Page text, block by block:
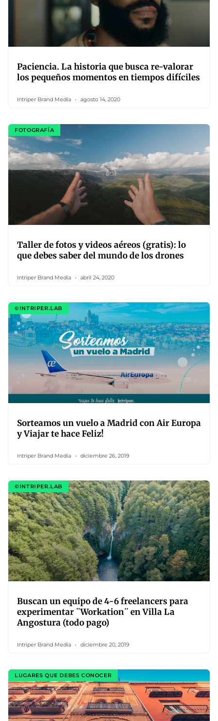
Paciencia. La historia que busca re-valorar
los pequeños momentos en tiempos difíciles
Intriper Brand Media agosto 14, 2020
FOTOGRAFÍA
Taller de fotos y videos aéreos (gratis): lo
que debes saber del mundo de los drones
Intriper Brand Media abril 24, 2020
©INTRIPER.LAB
Sorteamos un vuelo a Madrid con Air Europa
y Viajar te hace Feliz!
Intriper Brand Media diciembre 26, 2019
©INTRIPER.LAB
Buscan un equipo de 4-6 freelancers para
experimentar ¨Workation¨ en Villa La
Angostura (todo pago)
Intriper Brand Media diciembre 20, 2019
LUGARES QUE DEBES CONOCER